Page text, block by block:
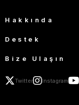
Hakkında
Destek
Bize Ulaşın
Twitter Instagram